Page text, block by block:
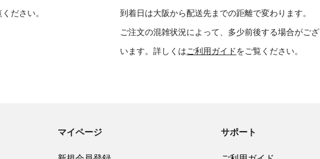
ださい。
到着日は大阪から配送先までの距離で変わります。
ご注文の混雑状況によって、多少前後する場合がござ
います。詳しくはご利用ガイドをご覧ください。
マイページ サポート